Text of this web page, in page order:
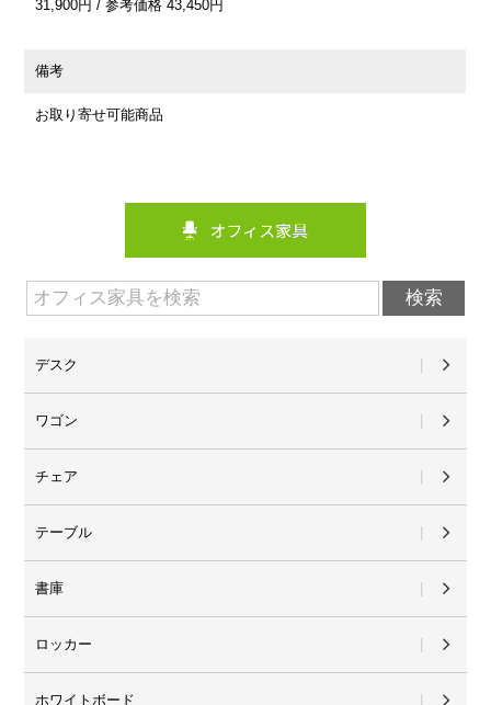
31,900円 / 参考価格 43,450円
備考
お取り寄せ可能商品
デスク
ワゴン
チェア
テーブル
書庫
ロッカー
ホワイトボード